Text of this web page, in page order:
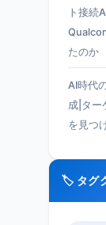
ト接続
たのか
AI時代
成|ター
を見つ
🏷️ タグ